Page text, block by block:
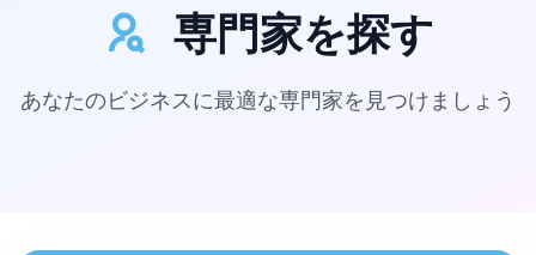
専門家を探す
あなたのビジネスに最適な専門家を見つけましょう